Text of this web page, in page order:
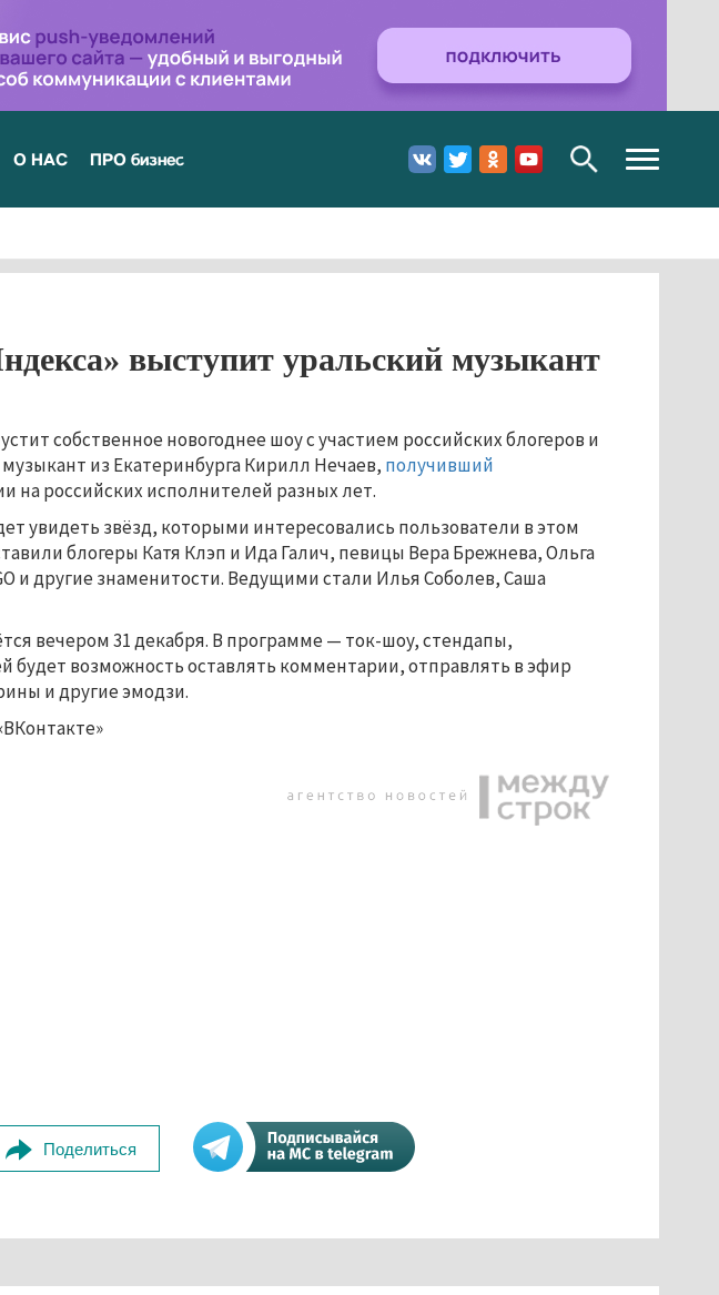
О НАС ПРО бизнес
Toggle
navigation
выступит уральский музыкант
собственное новогоднее шоу с участием российских блогеров и
из Екатеринбурга Кирилл Нечаев, получивший
на российских исполнителей разных лет.
увидеть звёзд, которыми интересовались пользователи в этом
блогеры Катя Клэп и Ида Галич, певицы Вера Брежнева, Ольга
и другие знаменитости. Ведущими стали Илья Соболев, Саша
вечером 31 декабря. В программе — ток-шоу, стендапы,
будет возможность оставлять комментарии, отправлять в эфир
и другие эмодзи.
Поделиться